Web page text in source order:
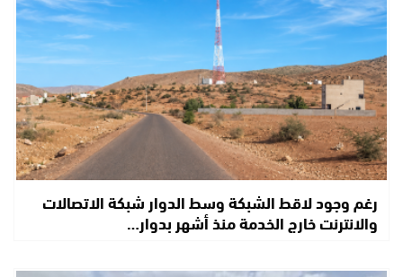
رغم وجود لاقط الشبكة وسط الدوار شبكة الاتصالات
والانترنت خارج الخدمة منذ أشهر بدوار…